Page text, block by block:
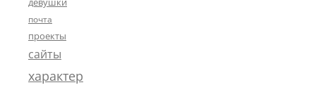
почта
проекты
сайты
характер